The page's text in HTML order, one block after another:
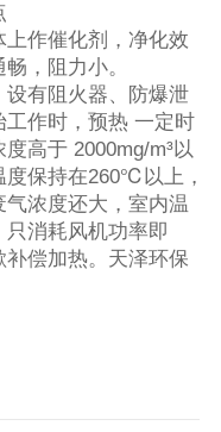
作催化剂，净化效
，阻力小。
有阻火器、防爆泄
作时，预热 一定时
高于 2000mg/m³以
度保持在260℃以上，
浓度还大，室内温
消耗风机功率即
偿加热。天泽环保